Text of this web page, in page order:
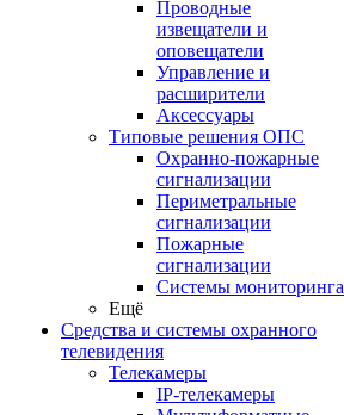
Проводные
извещатели и
оповещатели
Управление и
расширители
Аксессуары
Типовые решения ОПС
Охранно-пожарные
сигнализации
Периметральные
сигнализации
Пожарные
сигнализации
Системы мониторинга
Ещё
Средства и системы охранного
телевидения
Телекамеры
IP-телекамеры